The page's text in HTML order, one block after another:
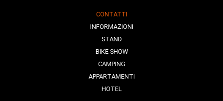
CONTATTI
INFORMAZIONI
STAND
BIKE SHOW
CAMPING
APPARTAMENTI
HOTEL